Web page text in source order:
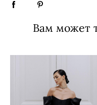
Вам может